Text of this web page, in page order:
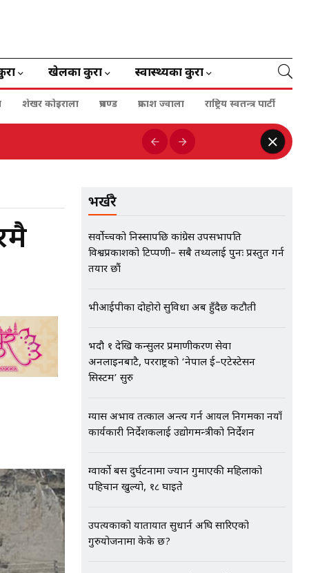
खेलका कुरा स्वास्थ्यका कुरा
शेखर कोइराला प्रचण्ड प्रकाश ज्वाला राष्ट्रिय स्वतन्त्र पार्टी
भर्खरै
सर्वोच्चको निस्सापछि कांग्रेस उपसभापति
विश्वप्रकाशको टिप्पणी– सबै तथ्यलाई पुनः प्रस्तुत गर्न
तयार छौं
भीआईपीका दोहोरो सुविधा अब हुँदैछ कटौती
भदौ १ देखि कन्सुलर प्रमाणीकरण सेवा
अनलाइनबाटै, परराष्ट्रको ‘नेपाल ई–एटेस्टेसन
सिस्टम’ सुरु
ग्यास अभाव तत्काल अन्त्य गर्न आयल निगमका नयाँ
कार्यकारी निर्देशकलाई उद्योगमन्त्रीको निर्देशन
ग्वार्को बस दुर्घटनामा ज्यान गुमाएकी महिलाको
पहिचान खुल्यो, १८ घाइते
उपत्यकाको यातायात सुधार्न अघि सारिएको
गुरुयोजनामा केके छ?